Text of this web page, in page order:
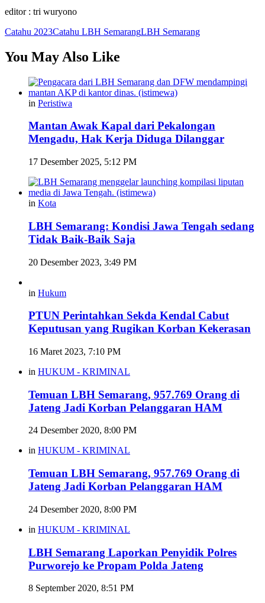
editor : tri wuryono
Catahu 2023Catahu LBH SemarangLBH Semarang
You May Also Like
in Peristiwa
Mantan Awak Kapal dari Pekalongan
Mengadu, Hak Kerja Diduga Dilanggar
17 Desember 2025, 5:12 PM
in Kota
LBH Semarang: Kondisi Jawa Tengah sedang
Tidak Baik-Baik Saja
20 Desember 2023, 3:49 PM
in Hukum
PTUN Perintahkan Sekda Kendal Cabut
Keputusan yang Rugikan Korban Kekerasan
16 Maret 2023, 7:10 PM
in HUKUM - KRIMINAL
Temuan LBH Semarang, 957.769 Orang di
Jateng Jadi Korban Pelanggaran HAM
24 Desember 2020, 8:00 PM
in HUKUM - KRIMINAL
Temuan LBH Semarang, 957.769 Orang di
Jateng Jadi Korban Pelanggaran HAM
24 Desember 2020, 8:00 PM
in HUKUM - KRIMINAL
LBH Semarang Laporkan Penyidik Polres
Purworejo ke Propam Polda Jateng
8 September 2020, 8:51 PM